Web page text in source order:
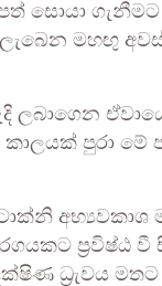
සොයා ගැනීමට
මහඟු
ලබාගෙන
පුරා
ප්‍රවිෂ්ඨ
දක්ෂිණ ධ්‍රැවය